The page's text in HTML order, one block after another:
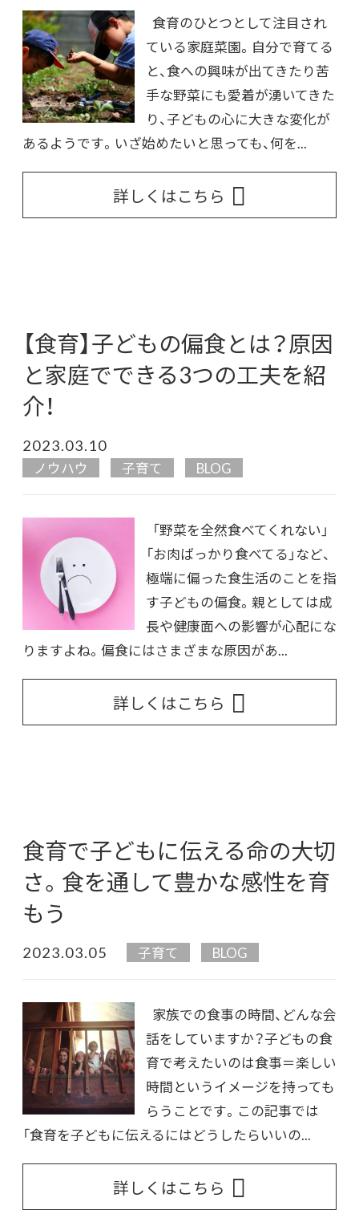
食育のひとつとして注目され
ている家庭菜園。自分で育てる
と、食への興味が出てきたり苦
手な野菜にも愛着が湧いてきた
り、子どもの心に大きな変化が
あるようです。いざ始めたいと思っても、何を...
詳しくはこちら
【食育】子どもの偏食とは？原因
と家庭でできる3つの工夫を紹
介！
2023.03.10
ノウハウ 子育て BLOG
「野菜を全然食べてくれない」
「お肉ばっかり食べてる」など、
極端に偏った食生活のことを指
す子どもの偏食。親としては成
長や健康面への影響が心配にな
りますよね。偏食にはさまざまな原因があ...
詳しくはこちら
食育で子どもに伝える命の大切
さ。食を通して豊かな感性を育
もう
2023.03.05 子育て BLOG
家族での食事の時間、どんな会
話をしていますか？子どもの食
育で考えたいのは食事＝楽しい
時間というイメージを持っても
らうことです。この記事では
「食育を子どもに伝えるにはどうしたらいいの...
詳しくはこちら